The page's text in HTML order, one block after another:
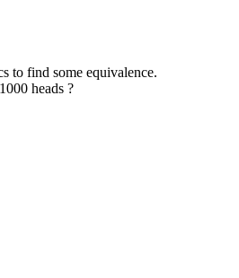
to find some equivalence.
heads ?